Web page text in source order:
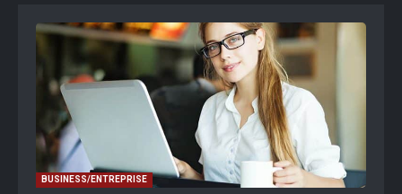
BUSINESS/ENTREPRISE